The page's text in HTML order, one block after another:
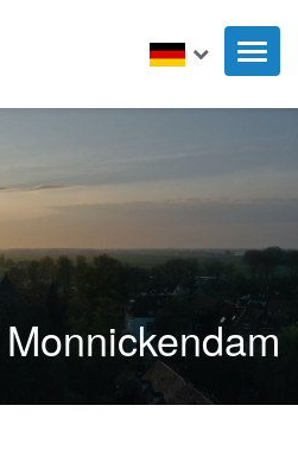
Monnickendam